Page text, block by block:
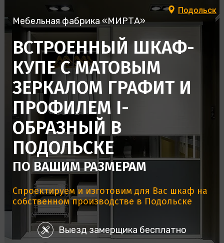
Подольск
Мебельная фабрика «МИРТА»
ВСТРОЕННЫЙ ШКАФ-
КУПЕ С МАТОВЫМ
ЗЕРКАЛОМ ГРАФИТ И
ПРОФИЛЕМ I-
ОБРАЗНЫЙ В
ПОДОЛЬСКЕ
ПО ВАШИМ РАЗМЕРАМ
Спроектируем и изготовим для Вас шкаф на
собственном производстве в Подольске
Выезд замерщика бесплатно